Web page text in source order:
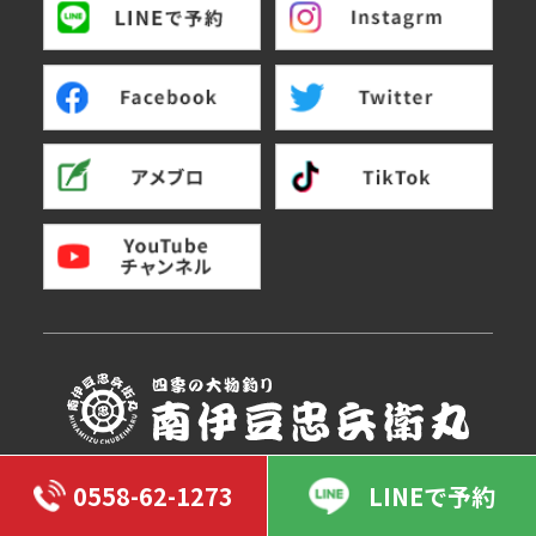
〒415-0153 静岡県賀茂郡南伊豆町手石434
TEL：0558-62-1273
0558-62-1273 LINEで予約